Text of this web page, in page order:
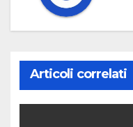
Articoli correlati